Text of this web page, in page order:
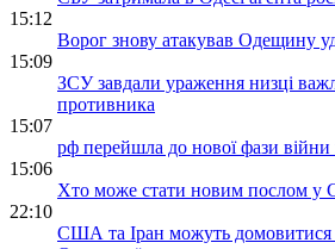
15:12
Ворог знову атакував Одещину
15:09
ЗСУ завдали ураження низці
противника
15:07
рф перейшла до нової фази
15:06
Хто може стати новим послом
22:10
США та Іран можуть домовитися